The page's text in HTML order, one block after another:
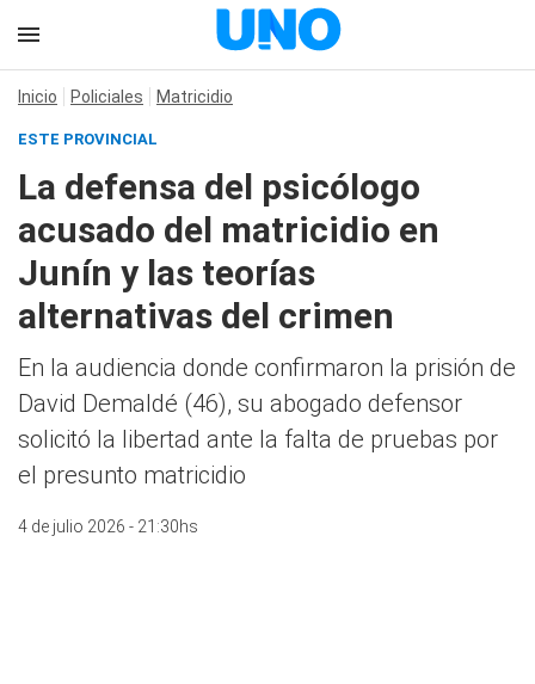
Inicio Policiales Matricidio
ESTE PROVINCIAL
La defensa del psicólogo
acusado del matricidio en
Junín y las teorías
alternativas del crimen
En la audiencia donde confirmaron la prisión de
David Demaldé (46), su abogado defensor
solicitó la libertad ante la falta de pruebas por
el presunto matricidio
4 de julio 2026 - 21:30hs